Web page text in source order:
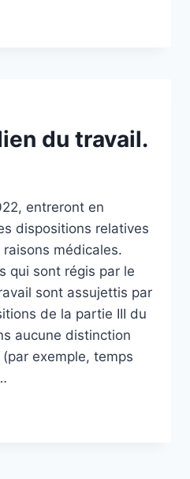
du travail.
entreront en
dispositions relatives
médicales.
qui sont régis par le
sont assujettis par
de la partie III du
aucune distinction
exemple, temps